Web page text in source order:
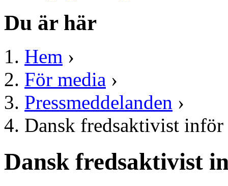
Du är här
Hem ›
För media ›
Pressmeddelanden ›
Dansk fredsaktivist
Dansk fredsaktivist